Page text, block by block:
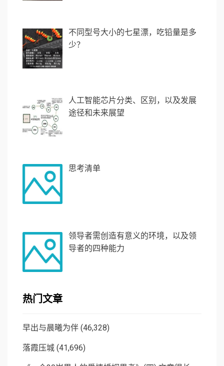
不同型号大小的七星漂，吃铅量是多
少？
人工智能芯片分类、区别，以及发展
途径和未来展望
思考清单
领导者需创造有意义的环境，以及领
导者的四种能力
热门文章
早出与晨曦为伴 (46,328)
落霞压城 (41,696)